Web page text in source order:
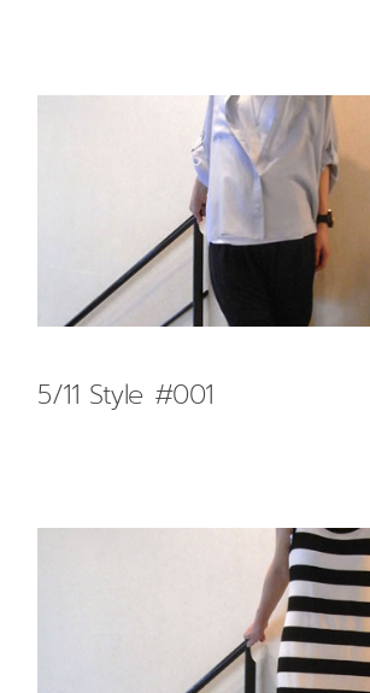
5/11 Style #001